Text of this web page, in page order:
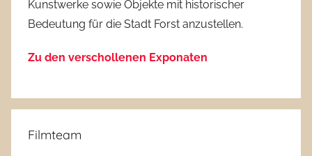
Kunstwerke sowie Objekte mit historischer
Bedeutung für die Stadt Forst anzustellen.
Zu den verschollenen Exponaten
Filmteam